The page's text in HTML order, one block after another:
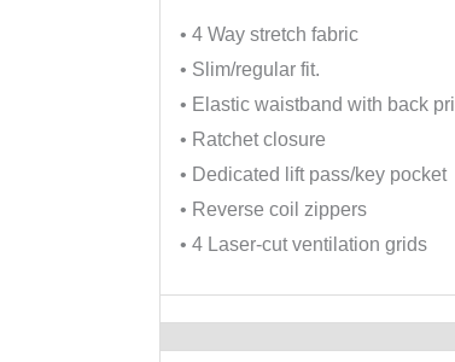
• 4 Way stretch fabric
• Slim/regular fit.
• Elastic waistband with back
• Ratchet closure
• Dedicated lift pass/key pocket
• Reverse coil zippers
• 4 Laser-cut ventilation grids